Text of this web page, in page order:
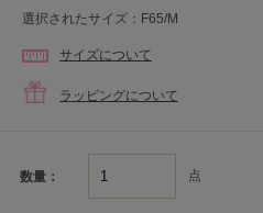
選択されたサイズ：F65/M
サイズについて
ラッピングについて
数量： 点